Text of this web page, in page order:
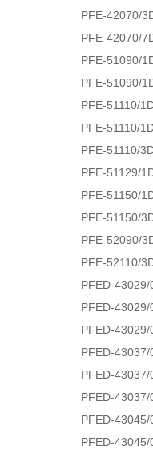
PFE-42070/
PFE-42070/
PFE-51090/
PFE-51090/
PFE-51110/
PFE-51110/
PFE-51110/
PFE-51129/
PFE-51150/
PFE-51150/
PFE-52090/
PFE-52110/
PFED-43029/
PFED-43029/
PFED-43029/
PFED-43037/
PFED-43037/
PFED-43037/
PFED-43045/
PFED-43045/